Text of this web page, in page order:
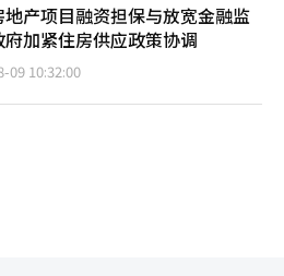
地产项目融资担保与放宽金融监
府加紧住房供应政策协调
09 10:32:00